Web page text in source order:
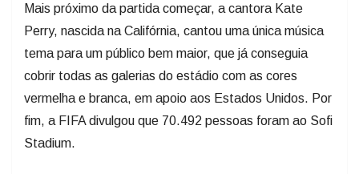
Mais próximo da partida começar, a cantora Kate
Perry, nascida na Califórnia, cantou uma única música
tema para um público bem maior, que já conseguia
cobrir todas as galerias do estádio com as cores
vermelha e branca, em apoio aos Estados Unidos. Por
fim, a FIFA divulgou que 70.492 pessoas foram ao Sofi
Stadium.